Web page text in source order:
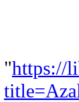
"https://